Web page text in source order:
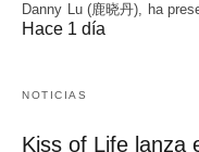
Danny Lu (鹿晓丹), ha
Hace 1 día
NOTICIAS
Kiss of Life lanza